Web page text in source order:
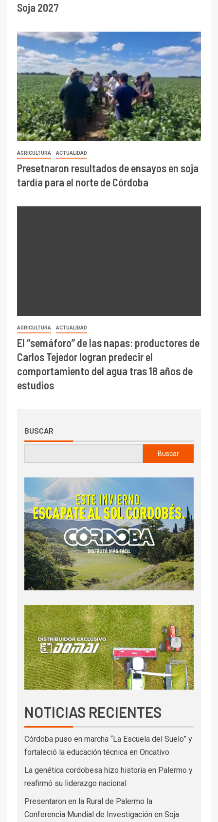
Soja 2027
AGRICULTURA ACTUALIDAD
Presetnaron resultados de ensayos en soja
tardía para el norte de Córdoba
AGRICULTURA ACTUALIDAD
El “semáforo” de las napas: productores de
Carlos Tejedor logran predecir el
comportamiento del agua tras 18 años de
estudios
BUSCAR
Buscar
NOTICIAS RECIENTES
Córdoba puso en marcha “La Escuela del Suelo” y
fortaleció la educación técnica en Oncativo
La genética cordobesa hizo historia en Palermo y
reafirmó su liderazgo nacional
Presentaron en la Rural de Palermo la
Conferencia Mundial de Investigación en Soja